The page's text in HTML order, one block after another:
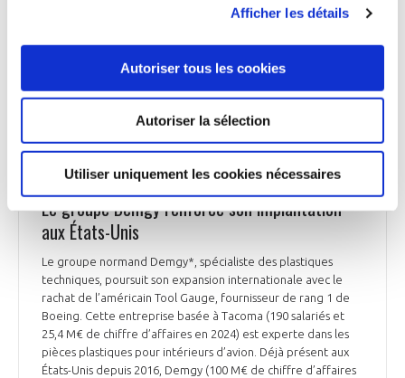
Afficher les détails
Autoriser tous les cookies
Autoriser la sélection
Utiliser uniquement les cookies nécessaires
INDUSTRIE
Le groupe Demgy renforce son implantation
aux États-Unis
Le groupe normand Demgy*, spécialiste des plastiques
techniques, poursuit son expansion internationale avec le
rachat de l’américain Tool Gauge, fournisseur de rang 1 de
Boeing. Cette entreprise basée à Tacoma (190 salariés et
25,4 M€ de chiffre d’affaires en 2024) est experte dans les
pièces plastiques pour intérieurs d’avion. Déjà présent aux
États-Unis depuis 2016, Demgy (100 M€ de chiffre d’affaires